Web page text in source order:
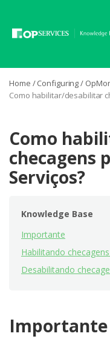
Home /Configuring/
Como habilitar/desabilitar
Como
checagens
Serviços?
Knowledge Base
Importante
Habilitando
Desabilitando
Importante